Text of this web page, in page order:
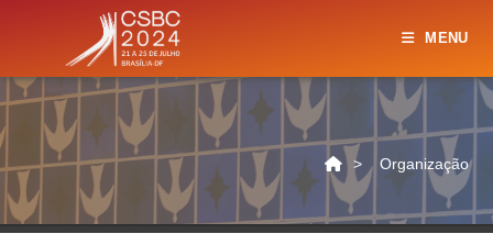
MENU
> Organização